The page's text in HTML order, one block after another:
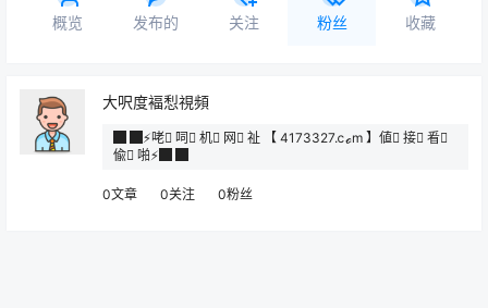
概览 发布的 关注 粉丝 收藏
大呎度褔悡視頻
█ █⚡咾 ِ呞 ِ机 ِ网 ِ祉 【 4173327.ⅽℴm 】値 ِ接 ِ㸔 ِ
偸 ِ啪⚡█ █
0文章 0关注 0粉丝